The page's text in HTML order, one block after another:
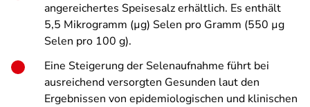
angereichertes Speisesalz erhältlich. Es enthält
5,5 Mikrogramm (µg) Selen pro Gramm (550 µg
Selen pro 100 g).
Eine Steigerung der Selenaufnahme führt bei
ausreichend versorgten Gesunden laut den
Ergebnissen von epidemiologischen und klinischen